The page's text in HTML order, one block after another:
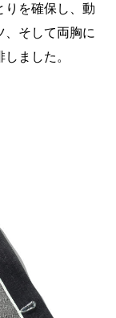
りを確保し、動
、そして両胸に
ました。